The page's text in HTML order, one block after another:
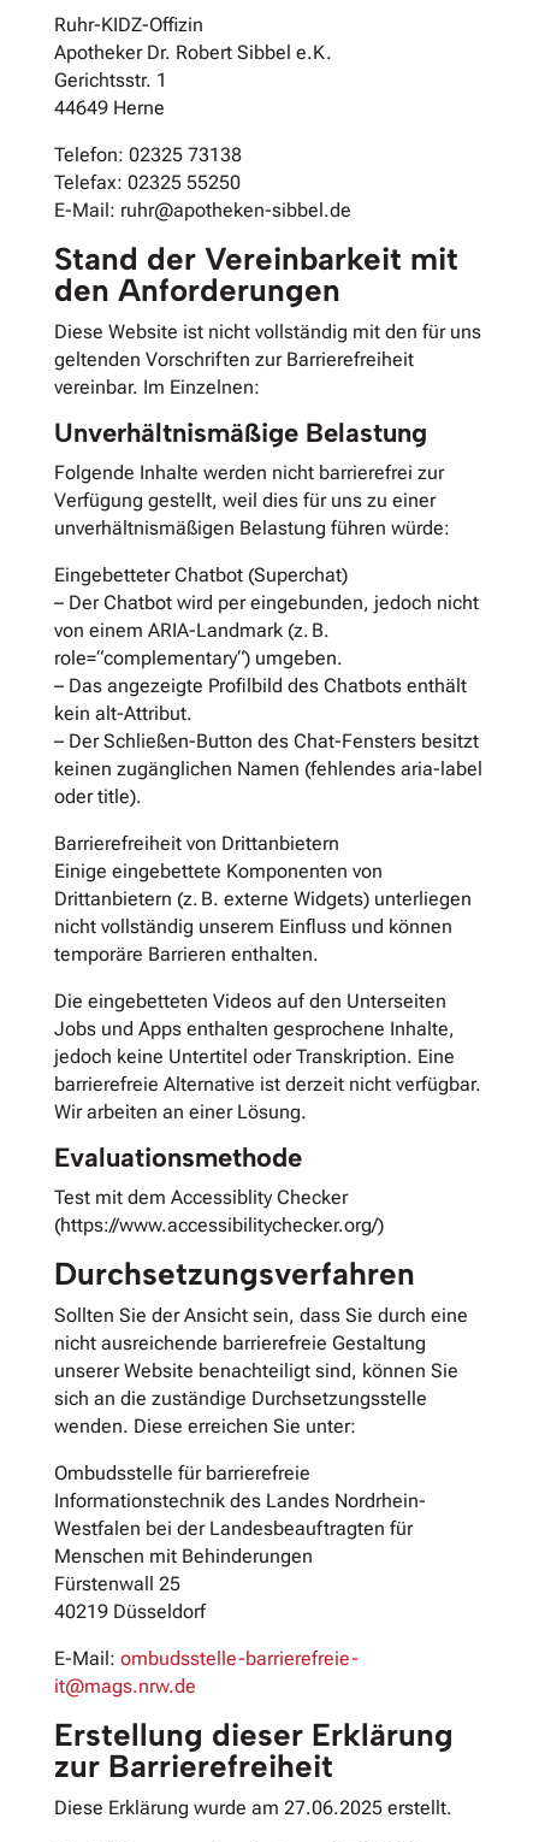
Ruhr-KIDZ-Offizin
Apotheker Dr. Robert Sibbel e.K.
Gerichtsstr. 1
44649 Herne
Telefon: 02325 73138
Telefax: 02325 55250
E-Mail: ruhr@apotheken-sibbel.de
Stand der Vereinbarkeit mit
den Anforderungen
Diese Website ist nicht vollständig mit den für uns
geltenden Vorschriften zur Barrierefreiheit
vereinbar. Im Einzelnen:
Unverhältnismäßige Belastung
Folgende Inhalte werden nicht barrierefrei zur
Verfügung gestellt, weil dies für uns zu einer
unverhältnismäßigen Belastung führen würde:
Eingebetteter Chatbot (Superchat)
– Der Chatbot wird per eingebunden, jedoch nicht
von einem ARIA-Landmark (z. B.
role=“complementary“) umgeben.
– Das angezeigte Profilbild des Chatbots enthält
kein alt-Attribut.
– Der Schließen-Button des Chat-Fensters besitzt
keinen zugänglichen Namen (fehlendes aria-label
oder title).
Barrierefreiheit von Drittanbietern
Einige eingebettete Komponenten von
Drittanbietern (z. B. externe Widgets) unterliegen
nicht vollständig unserem Einfluss und können
temporäre Barrieren enthalten.
Die eingebetteten Videos auf den Unterseiten
Jobs und Apps enthalten gesprochene Inhalte,
jedoch keine Untertitel oder Transkription. Eine
barrierefreie Alternative ist derzeit nicht verfügbar.
Wir arbeiten an einer Lösung.
Evaluationsmethode
Test mit dem Accessiblity Checker
(https://www.accessibilitychecker.org/)
Durchsetzungsverfahren
Sollten Sie der Ansicht sein, dass Sie durch eine
nicht ausreichende barrierefreie Gestaltung
unserer Website benachteiligt sind, können Sie
sich an die zuständige Durchsetzungsstelle
wenden. Diese erreichen Sie unter:
Ombudsstelle für barrierefreie
Informationstechnik des Landes Nordrhein-
Westfalen bei der Landesbeauftragten für
Menschen mit Behinderungen
Fürstenwall 25
40219 Düsseldorf
E-Mail: ombudsstelle-barrierefreie-
it@mags.nrw.de
Erstellung dieser Erklärung
zur Barrierefreiheit
Diese Erklärung wurde am 27.06.2025 erstellt.